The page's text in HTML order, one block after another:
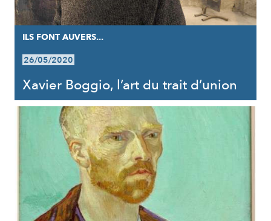
ILS FONT AUVERS...
26/05/2020
Xavier Boggio, l’art du trait d’union